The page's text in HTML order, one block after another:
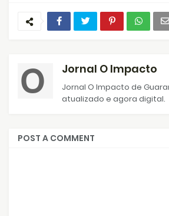
Jornal O Impacto
Jornal O Impacto de
atualizado e agora digital.
POST A COMMENT